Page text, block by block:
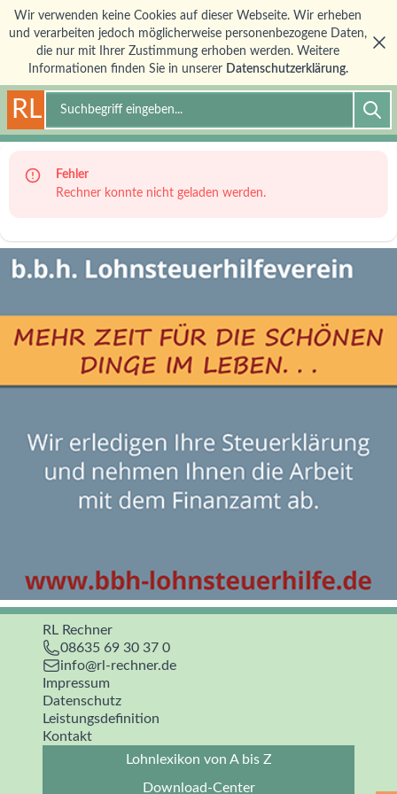
Wir verwenden keine Cookies auf dieser Webseite. Wir erheben
und verarbeiten jedoch möglicherweise personenbezogene Daten,
die nur mit Ihrer Zustimmung erhoben werden. Weitere
Informationen finden Sie in unserer Datenschutzerklärung.
RL
Fehler
Rechner konnte nicht geladen werden.
RL Rechner
08635 69 30 37 0
info@rl-rechner.de
Impressum
Datenschutz
Leistungsdefinition
Kontakt
Lohnlexikon von A bis Z
Download-Center